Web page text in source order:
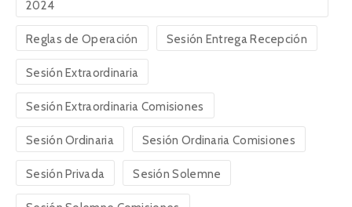
2024
Reglas de Operación Sesión Entrega Recepción
Sesión Extraordinaria
Sesión Extraordinaria Comisiones
Sesión Ordinaria Sesión Ordinaria Comisiones
Sesión Privada Sesión Solemne